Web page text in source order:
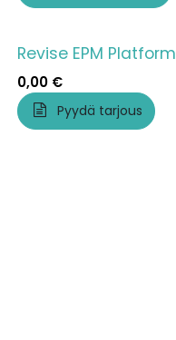
Revise EPM Platform
0,00 €
Pyydä tarjous